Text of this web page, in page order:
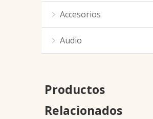
Accesorios
Audio
Productos
Relacionados